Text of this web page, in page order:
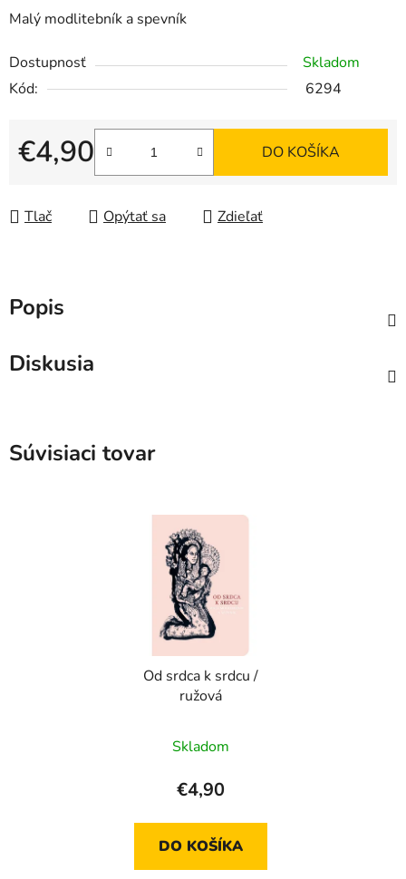
Malý modlitebník a spevník
Dostupnosť
Skladom
Kód:
6294
€4,90
Jednotková cena:
DO KOŠÍKA
Tlač Opýtať sa Zdieľať
Popis
Diskusia
Súvisiaci tovar
Od srdca k srdcu /
ružová
Skladom
€4,90
DO KOŠÍKA